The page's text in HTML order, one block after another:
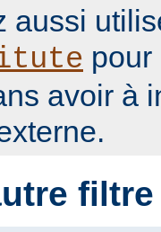
aussi
pour
avoir à
filtre